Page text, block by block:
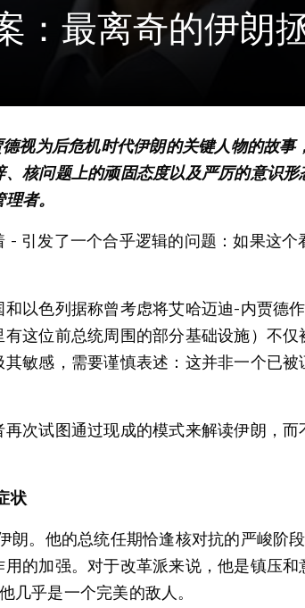
：最离奇的伊朗
视为后危机时代伊朗的关键人物的故
核问题上的顽固态度以及严厉的意识
者。
引发了一个合乎逻辑的问题：如果这
以色列据称曾考虑将艾哈迈迪-内贾德
这位前总统周围的部分基础设施）不
敏感，需要谨慎表述：这并非一个已
次试图通过现成的模式来解读伊朗，
状
。他的总统任期恰逢核对抗的严峻阶
的加强。对于改革派来说，他是镇压
几乎是一个完美的敌人。